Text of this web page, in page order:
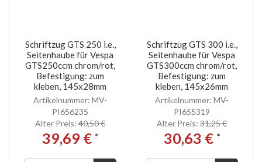
Schriftzug GTS 250 i.e.,
Seitenhaube für Vespa
GTS250ccm chrom/rot,
Befestigung: zum
kleben, 145x28mm
Artikelnummer: MV-
PI656235
Alter Preis: 40,50 €
39,69 € *
Schriftzug GTS 300 i.e.,
Seitenhaube für Vespa
GTS300ccm chrom/rot,
Befestigung: zum
kleben, 145x26mm
Artikelnummer: MV-
PI655319
Alter Preis: 31,25 €
30,63 € *